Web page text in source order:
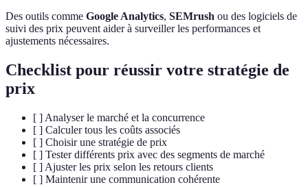
Des outils comme Google Analytics, SEMrush ou des logiciels de
suivi des prix peuvent aider à surveiller les performances et
ajustements nécessaires.
Checklist pour réussir votre stratégie de
prix
[ ] Analyser le marché et la concurrence
[ ] Calculer tous les coûts associés
[ ] Choisir une stratégie de prix
[ ] Tester différents prix avec des segments de marché
[ ] Ajuster les prix selon les retours clients
[ ] Maintenir une communication cohérente